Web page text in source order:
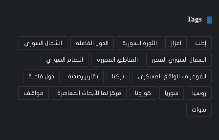
Tags
إدلب اعزاز الثورة السورية الدول الفاعلة الشمال السوري
الشمال السوري المحرر المناطق المحررة النظام السوري
انفوغراف الواقع العسكري تركيا تقارير رصدية دول فاعلة
روسيا سوريا كورونا مركز نما للأبحاث المعاصرة مواقف
ندوات